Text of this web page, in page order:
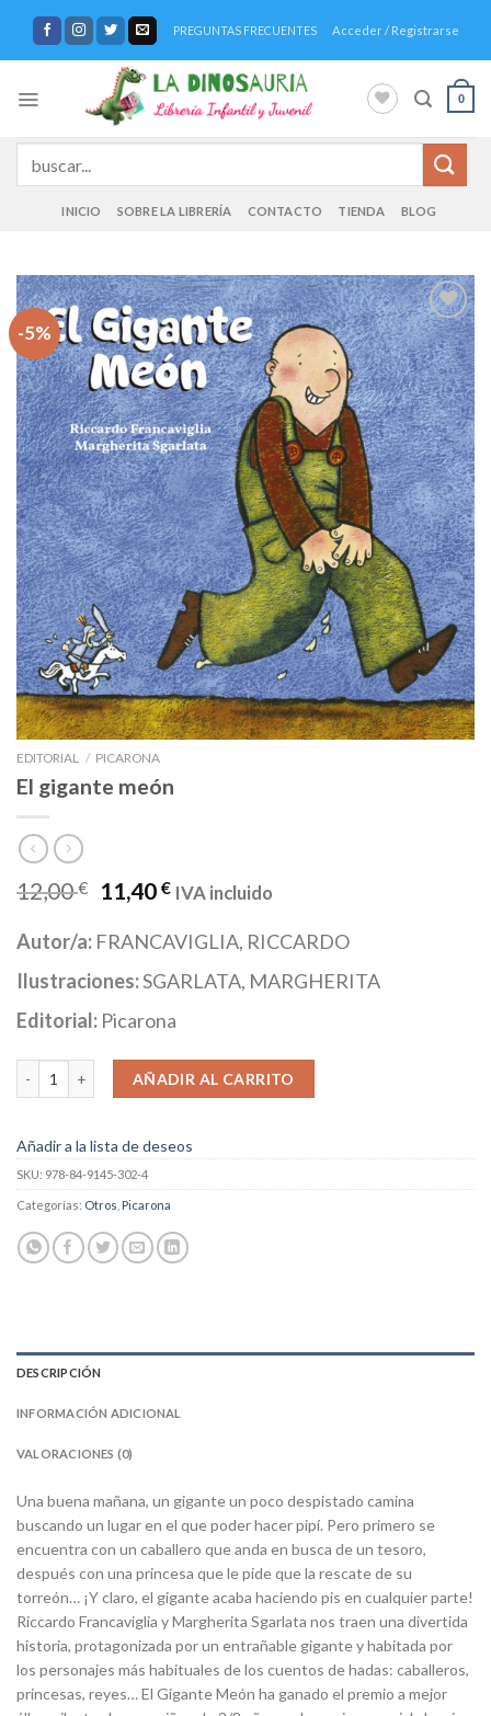
contenido
PREGUNTAS FRECUENTES Acceder / Registrarse
0
INICIO SOBRE LA LIBRERÍA CONTACTO TIENDA BLOG
-5%
Añadir
a la
lista de
deseos
EDITORIAL / PICARONA
El gigante meón
12,00€ 11,40€ IVA incluido
Autor/a: FRANCAVIGLIA, RICCARDO
Ilustraciones:SGARLATA, MARGHERITA
Editorial: Picarona
El gigante meón cantidad
AÑADIR AL CARRITO
Añadir a la lista de deseos
SKU: 978-84-9145-302-4
Categorías: Otros Picarona
DESCRIPCIÓN
INFORMACIÓN ADICIONAL
VALORACIONES (0)
Una buena mañana, un gigante un poco despistado camina
buscando un lugar en el que poder hacer pipí. Pero primero se
encuentra con un caballero que anda en busca de un tesoro,
después con una princesa que le pide que la rescate de su
torreón… ¡Y claro, el gigante acaba haciendo pis en cualquier parte!
Riccardo Francaviglia y Margherita Sgarlata nos traen una divertida
historia, protagonizada por un entrañable gigante y habitada por
los personajes más habituales de los cuentos de hadas: caballeros,
princesas, reyes… El Gigante Meón ha ganado el premio a mejor